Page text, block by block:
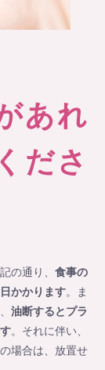
あれ
ださ
の通り、 食事の
かかります。ま
油断するとプラ
。それに伴い、
場合は、放置せ